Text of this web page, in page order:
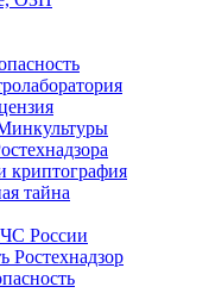
тайна
России
Ростехнадзор